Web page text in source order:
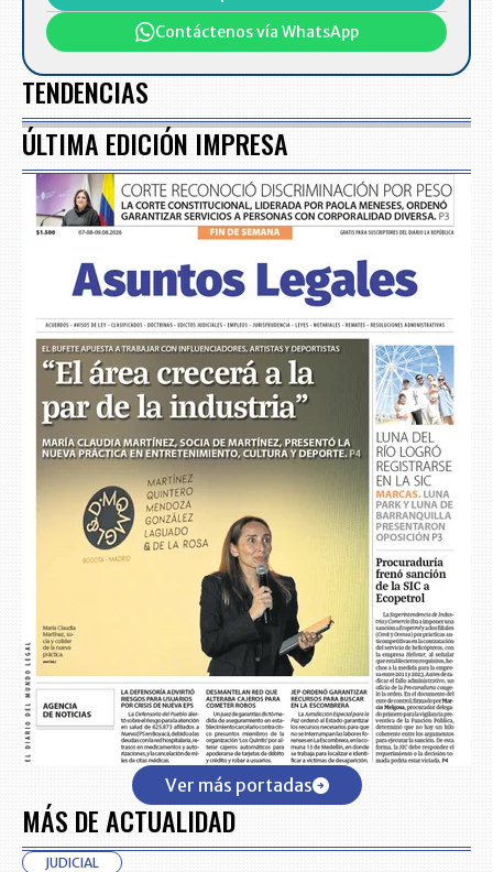
Contáctenos vía WhatsApp
TENDENCIAS
ÚLTIMA EDICIÓN IMPRESA
Ver más portadas
MÁS DE ACTUALIDAD
JUDICIAL